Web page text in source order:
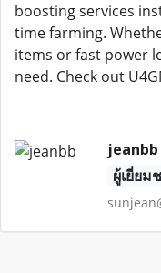
boosting services
time farming.
items or fast power
need. Check out
jeanbb
ผู้เยี่ยม